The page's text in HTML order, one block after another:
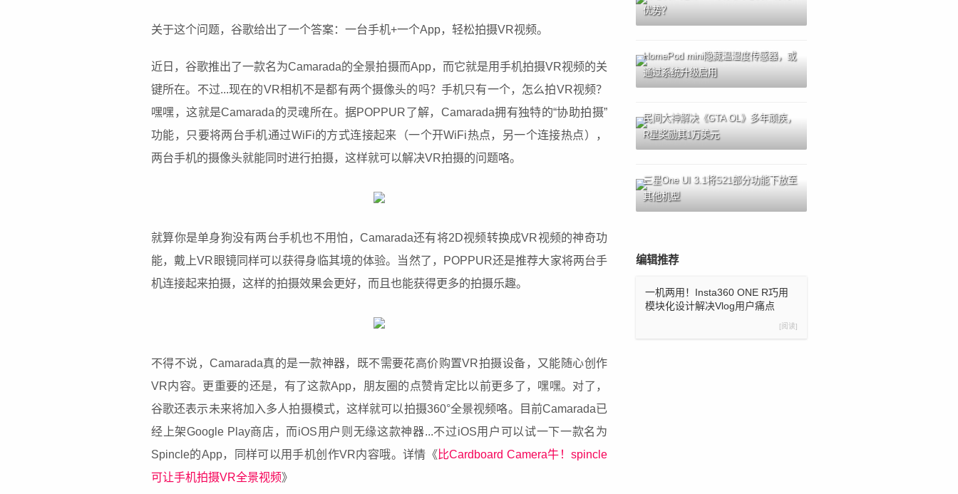
关于这个问题，谷歌给出了一个答案：一台手机+一个App，轻松拍摄VR视频。
近日，谷歌推出了一款名为Camarada的全景拍摄而App，而它就是用手机拍摄VR视频的关
键所在。不过...现在的VR相机不是都有两个摄像头的吗？手机只有一个，怎么拍VR视频？
嘿嘿，这就是Camarada的灵魂所在。据POPPUR了解，Camarada拥有独特的“协助拍摄”
功能，只要将两台手机通过WiFi的方式连接起来（一个开WiFi热点，另一个连接热点），
两台手机的摄像头就能同时进行拍摄，这样就可以解决VR拍摄的问题咯。
就算你是单身狗没有两台手机也不用怕，Camarada还有将2D视频转换成VR视频的神奇功
能，戴上VR 眼镜同样可以获得身临其境的体验。当然了，POPPUR还是推荐大家将两台手
机连接起来拍摄，这样的拍摄效果会更好，而且也能获得更多的拍摄乐趣。
不得不说，Camarada真的是一款神器，既不需要花高价购置VR拍摄设备，又能随心创作
VR内容。更重要的还是，有了这款App，朋友圈的点赞肯定比以前更多了，嘿嘿。对了，
谷歌还表示未来将加入多人拍摄模式，这样就可以拍摄360°全景视频咯。目前Camarada已
经上架Google Play商店，而iOS用户则无缘这款神器...不过iOS用户可以试一下一款名为
Spincle的App，同样可以用手机创作VR内容哦。详情《比Cardboard Camera牛！spincle
可让手机拍摄VR全景视频》
优势？
HomePod mini隐藏温湿度传感器，或
通过系统升级启用
民间大神解决《GTA OL》多年顽疾，
R星奖励其1万美元
三星One UI 3.1将S21部分功能下放至
其他机型
编辑推荐
一机两用！Insta360 ONE R巧用
模块化设计解决Vlog用户痛点
[阅读]